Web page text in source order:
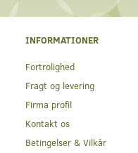
INFORMATIONER
Fortrolighed
Fragt og levering
Firma profil
Kontakt os
Betingelser & Vilkår